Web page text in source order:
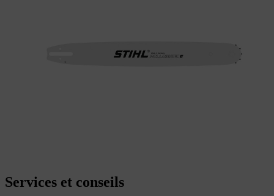
Services et conseils